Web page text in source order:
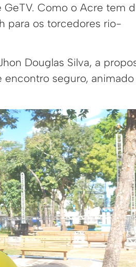
GeTV. Como o Acre tem
para os torcedores rio-
Douglas Silva, a
seguro, animado